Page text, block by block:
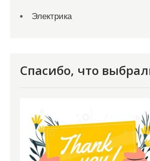
Электрика
Спасибо, что